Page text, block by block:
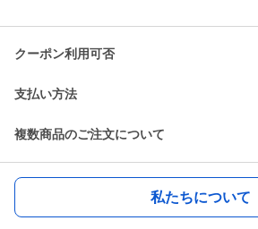
クーポン利用可否
支払い方法
複数商品のご注文について
私たちについて